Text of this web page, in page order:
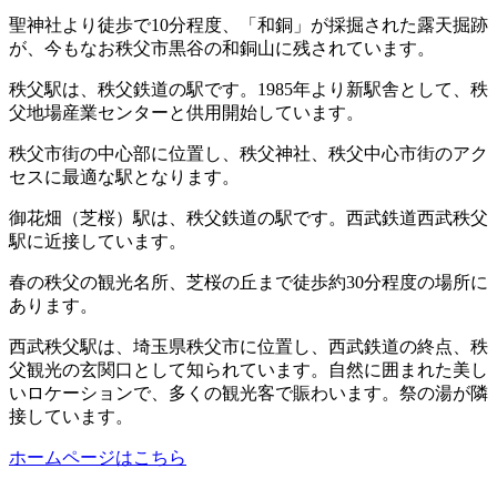
聖神社より徒歩で10分程度、「和銅」が採掘された露天掘跡
が、今もなお秩父市黒谷の和銅山に残されています。
秩父駅は、秩父鉄道の駅です。1985年より新駅舎として、秩
父地場産業センターと供用開始しています。
秩父市街の中心部に位置し、秩父神社、秩父中心市街のアク
セスに最適な駅となります。
御花畑（芝桜）駅は、秩父鉄道の駅です。西武鉄道西武秩父
駅に近接しています。
春の秩父の観光名所、芝桜の丘まで徒歩約30分程度の場所に
あります。
西武秩父駅は、埼玉県秩父市に位置し、西武鉄道の終点、秩
父観光の玄関口として知られています。自然に囲まれた美し
いロケーションで、多くの観光客で賑わいます。祭の湯が隣
接しています。
ホームページはこちら